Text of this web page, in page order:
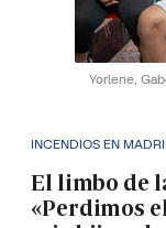
Yorlene,
INCENDIOS EN
El limbo de
«Perdimos